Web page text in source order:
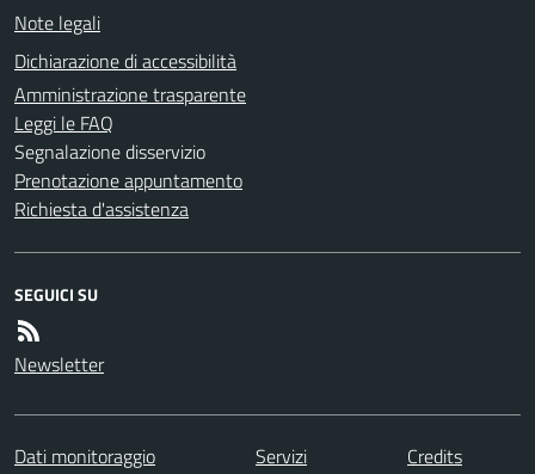
Note legali
Dichiarazione di accessibilità
Amministrazione trasparente
Leggi le FAQ
Segnalazione disservizio
Prenotazione appuntamento
Richiesta d'assistenza
SEGUICI SU
Newsletter
Dati monitoraggio Servizi
Credits